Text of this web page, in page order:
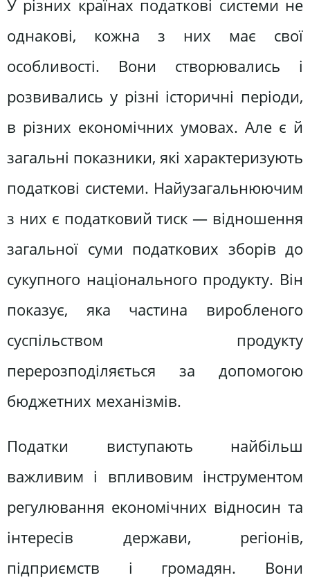
У різних країнах податкові системи не
однакові, кожна з них має свої
особливості. Вони створювались і
розвивались у різні історичні періоди,
в різних економічних умовах. Але є й
загальні показники, які характеризують
податкові системи. Найузагальнюючим
з них є податковий тиск — відношення
загальної суми податкових зборів до
сукупного національного продукту. Він
показує, яка частина виробленого
суспільством продукту
перерозподіляється за допомогою
бюджетних механізмів.
Податки виступають найбільш
важливим і впливовим інструментом
регулювання економічних відносин та
інтересів держави, регіонів,
підприємств і громадян. Вони